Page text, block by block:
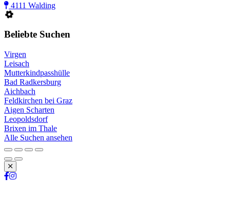
4111 Walding
Beliebte Suchen
Virgen
Leisach
Mutterkindpasshülle
Bad Radkersburg
Aichbach
Feldkirchen bei Graz
Aigen Scharten
Leopoldsdorf
Brixen im Thale
Alle Suchen ansehen
Schließen